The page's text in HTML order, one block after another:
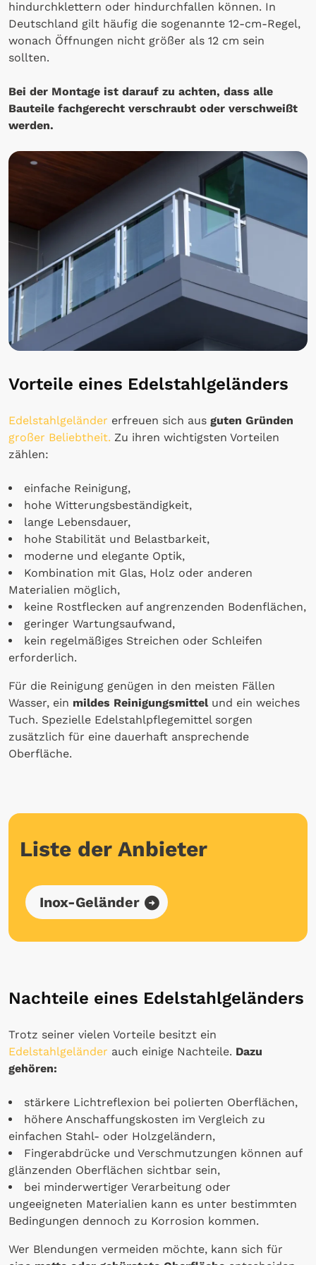
hindurchklettern oder hindurchfallen können. In
Deutschland gilt häufig die sogenannte 12-cm-Regel,
wonach Öffnungen nicht größer als 12 cm sein
sollten.
Bei der Montage ist darauf zu achten, dass alle
Bauteile fachgerecht verschraubt oder verschweißt
werden.
Vorteile eines Edelstahlgeländers
Edelstahlgeländer erfreuen sich aus guten Gründen
großer Beliebtheit. Zu ihren wichtigsten Vorteilen
zählen:
einfache Reinigung,
hohe Witterungsbeständigkeit,
lange Lebensdauer,
hohe Stabilität und Belastbarkeit,
moderne und elegante Optik,
Kombination mit Glas, Holz oder anderen
Materialien möglich,
keine Rostflecken auf angrenzenden Bodenflächen,
geringer Wartungsaufwand,
kein regelmäßiges Streichen oder Schleifen
erforderlich.
Für die Reinigung genügen in den meisten Fällen
Wasser, ein mildes Reinigungsmittel und ein weiches
Tuch. Spezielle Edelstahlpflegemittel sorgen
zusätzlich für eine dauerhaft ansprechende
Oberfläche.
Liste der Anbieter
Inox-Geländer
Nachteile eines Edelstahlgeländers
Trotz seiner vielen Vorteile besitzt ein
Edelstahlgeländer auch einige Nachteile. Dazu
gehören:
stärkere Lichtreflexion bei polierten Oberflächen,
höhere Anschaffungskosten im Vergleich zu
einfachen Stahl- oder Holzgeländern,
Fingerabdrücke und Verschmutzungen können auf
glänzenden Oberflächen sichtbar sein,
bei minderwertiger Verarbeitung oder
ungeeigneten Materialien kann es unter bestimmten
Bedingungen dennoch zu Korrosion kommen.
Wer Blendungen vermeiden möchte, kann sich für